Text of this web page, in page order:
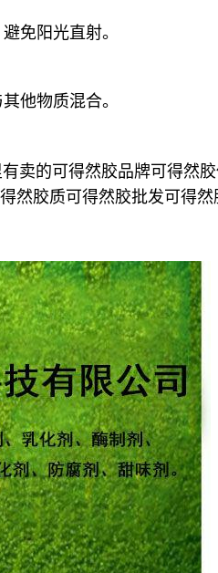
免阳光直射。
他物质混合。
卖的可得然胶品牌可得然
然胶质可得然胶批发可得